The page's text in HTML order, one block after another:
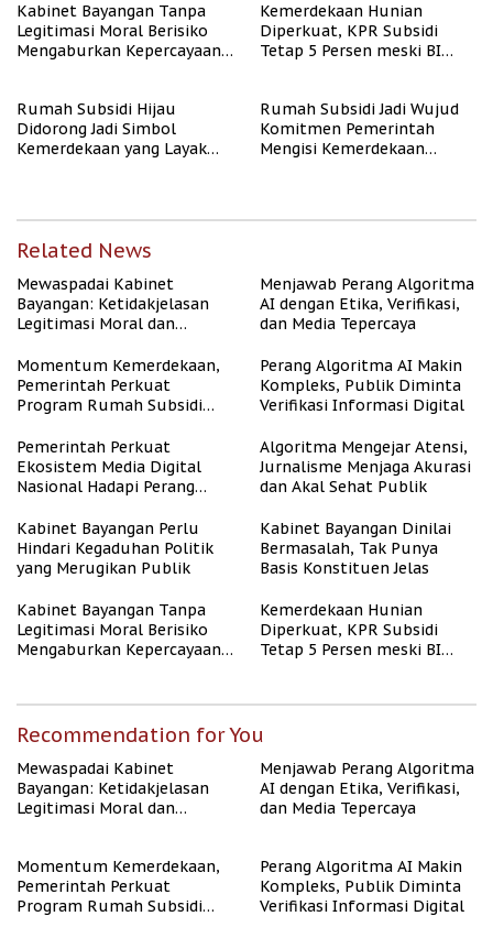
Kabinet Bayangan Tanpa
Legitimasi Moral Berisiko
Mengaburkan Kepercayaan
Kemerdekaan Hunian
Diperkuat, KPR Subsidi
Tetap 5 Persen meski BI
Rumah Subsidi Hijau
Didorong Jadi Simbol
Kemerdekaan yang Layak
Rumah Subsidi Jadi Wujud
Komitmen Pemerintah
Mengisi Kemerdekaan
Related News
Mewaspadai Kabinet
Bayangan: Ketidakjelasan
Legitimasi Moral dan
Menjawab Perang Algoritma
AI dengan Etika, Verifikasi,
dan Media Tepercaya
Momentum Kemerdekaan,
Pemerintah Perkuat
Program Rumah Subsidi
Berpenghasilan Rendah
Perang Algoritma AI Makin
Kompleks, Publik Diminta
Verifikasi Informasi Digital
Pemerintah Perkuat
Ekosistem Media Digital
Nasional Hadapi Perang
Algoritma Mengejar Atensi,
Jurnalisme Menjaga Akurasi
dan Akal Sehat Publik
Kabinet Bayangan Perlu
Hindari Kegaduhan Politik
yang Merugikan Publik
Kabinet Bayangan Dinilai
Bermasalah, Tak Punya
Basis Konstituen Jelas
Kabinet Bayangan Tanpa
Legitimasi Moral Berisiko
Mengaburkan Kepercayaan
Kemerdekaan Hunian
Diperkuat, KPR Subsidi
Tetap 5 Persen meski BI
Recommendation for You
Mewaspadai Kabinet
Bayangan: Ketidakjelasan
Legitimasi Moral dan
Menjawab Perang Algoritma
AI dengan Etika, Verifikasi,
dan Media Tepercaya
Momentum Kemerdekaan,
Pemerintah Perkuat
Program Rumah Subsidi
Perang Algoritma AI Makin
Kompleks, Publik Diminta
Verifikasi Informasi Digital